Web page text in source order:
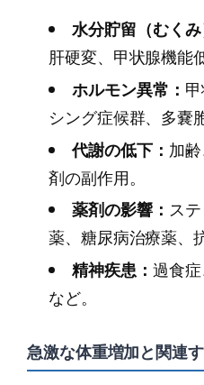
水分貯留（むく
肝硬変、甲状腺機能
ホルモン異常：
シング症候群、多嚢
代謝の低下： 加
剤の副作用。
薬剤の影響： ス
薬、糖尿病治療薬、
精神疾患： 過食
など。
急激な体重増加と関連